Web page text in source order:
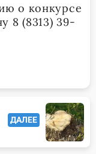
о конкурсе
8 (8313) 39-
ДАЛЕЕ